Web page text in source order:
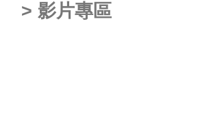
> 影片專區